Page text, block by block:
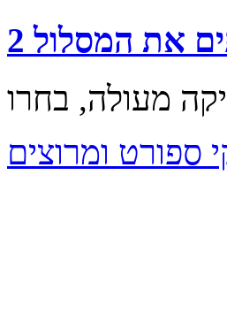
את המסלול 2
ספורט ומרוצים